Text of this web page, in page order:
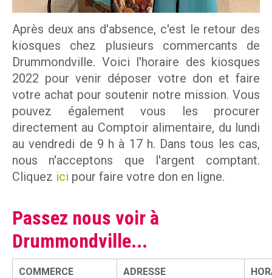
m
o
n
d
Entreprises
Individus
Recevoir
Dépannage alimentaire
Campagne de financement
Nos partenaires
Après deux ans d'absence, c'est le retour des
kiosques chez plusieurs commercants de
Drummondville. Voici l'horaire des kiosques
2022 pour venir déposer votre don et faire
votre achat pour soutenir notre mission. Vous
pouvez également vous les procurer
directement au Comptoir alimentaire, du lundi
au vendredi de 9 h à 17 h. Dans tous les cas,
nous n'acceptons que l'argent comptant.
Cliquez ici pour faire votre don en ligne.
Passez nous voir à
Drummondville...
COMMERCE ADRESSE